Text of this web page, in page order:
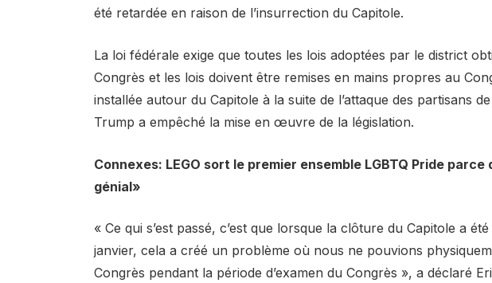
été retardée en raison de l’insurrection du Capitole.
La loi fédérale exige que toutes les lois adoptées par le district
Congrès et les lois doivent être remises en mains propres au
installée autour du Capitole à la suite de l’attaque des partisans
Trump a empêché la mise en œuvre de la législation.
Connexes: LEGO sort le premier ensemble LGBTQ Pride
génial»
« Ce qui s’est passé, c’est que lorsque la clôture du Capitole a
janvier, cela a créé un problème où nous ne pouvions
Congrès pendant la période d’examen du Congrès », a déclaré